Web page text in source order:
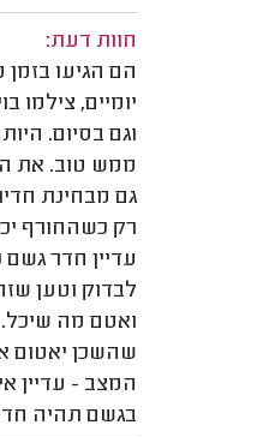
חוות דעת:
הם הגיעו
יומיים, צילמו
וגם בסיום.
ממש טוב. את
גם מבחינת
רק כשהחורף
עדיין חדר
לבדוק וטען
ואטם מה שיכל.
שהשכן יאטום
המצב - עדיין
בגשם תהיה